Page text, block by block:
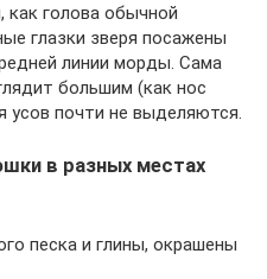
как голова обычной
глазки зверя посажены
линии морды. Сама
большим (как нос
почти не выделяются.
в разных местах
песка и глины, окрашены